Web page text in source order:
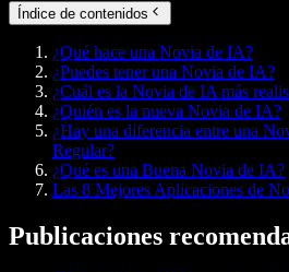
Índice de contenidos
¿Qué hace una Novia de IA?
¿Puedes tener una Novia de IA?
¿Cuál es la Novia de IA más
¿Quién es la nueva Novia de IA?
¿Hay una diferencia entre una
Regular?
¿Qué es una Buena Novia de IA?
Las 8 Mejores Aplicaciones de
Publicaciones